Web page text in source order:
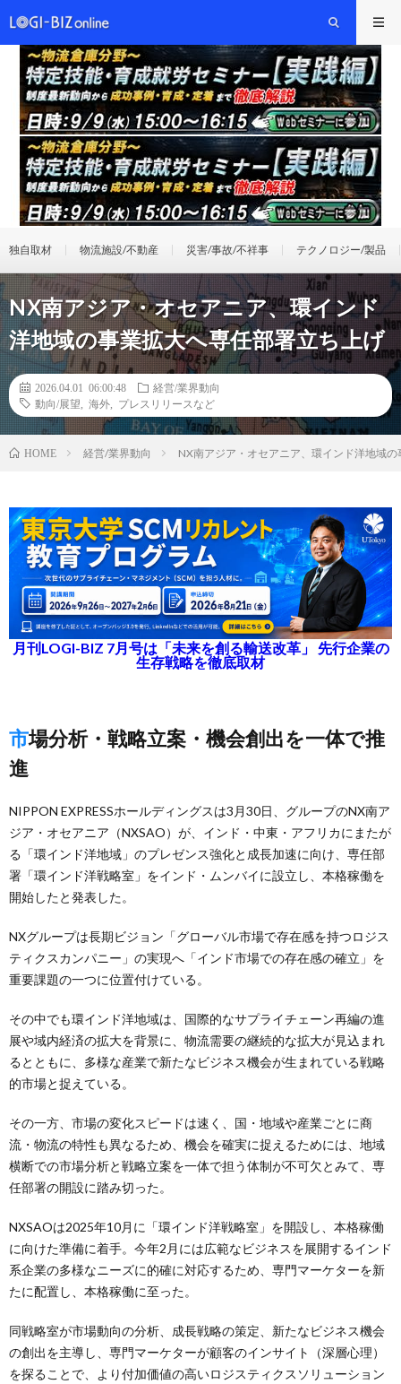
独自取材 物流施設/不動産 災害/事故/不祥事 テクノロジー/製品
NX南アジア・オセアニア、環インド
洋地域の事業拡大へ専任部署立ち上げ
2026.04.01 06:00:48
経営/業界動向
動向/展望
海外 プレスリリースなど
HOME 経営/業界動向 NX南アジア・オセアニア、環インド洋地域
月刊LOGI-BIZ 7月号は「未来を創る輸送改革」 先行企業の
生存戦略を徹底取材
市場分析・戦略立案・機会創出を一体で推
進
NIPPON EXPRESSホールディングスは3月30日、グループのNX南ア
ジア・オセアニア（NXSAO）が、インド・中東・アフリカにまたが
る「環インド洋地域」のプレゼンス強化と成長加速に向け、専任部
署「環インド洋戦略室」をインド・ムンバイに設立し、本格稼働を
開始したと発表した。
NXグループは長期ビジョン「グローバル市場で存在感を持つロジス
ティクスカンパニー」の実現へ「インド市場での存在感の確立」を
重要課題の一つに位置付けている。
その中でも環インド洋地域は、国際的なサプライチェーン再編の進
展や域内経済の拡大を背景に、物流需要の継続的な拡大が見込まれ
るとともに、多様な産業で新たなビジネス機会が生まれている戦略
的市場と捉えている。
その一方、市場の変化スピードは速く、国・地域や産業ごとに商
流・物流の特性も異なるため、機会を確実に捉えるためには、地域
横断での市場分析と戦略立案を一体で担う体制が不可欠とみて、専
任部署の開設に踏み切った。
NXSAOは2025年10月に「環インド洋戦略室」を開設し、本格稼働
に向けた準備に着手。今年2月には広範なビジネスを展開するインド
系企業の多様なニーズに的確に対応するため、専門マーケターを新
たに配置し、本格稼働に至った。
同戦略室が市場動向の分析、成長戦略の策定、新たなビジネス機会
の創出を主導し、専門マーケターが顧客のインサイト（深層心理）
を探ることで、より付加価値の高いロジスティクスソリューション